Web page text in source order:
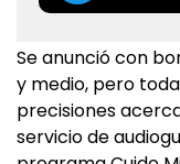
Se anunció con
y medio, pero
precisiones
servicio de